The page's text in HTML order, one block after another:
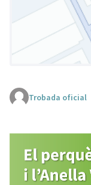
(Enllaç extern)
Trobada oficial